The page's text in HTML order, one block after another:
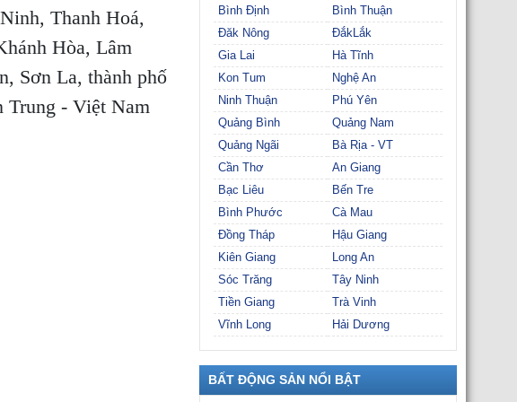
Thanh Hoá,
Hòa, Lâm
Sơn La, thành phố
Trung - Việt Nam
Bình Định
Bình Thuận
Đăk Nông
ĐắkLắk
Gia Lai
Hà Tĩnh
Kon Tum
Nghệ An
Ninh Thuận
Phú Yên
Quảng Bình
Quảng Nam
Quảng Ngãi
Bà Rịa - VT
Cần Thơ
An Giang
Bạc Liêu
Bến Tre
Bình Phước
Cà Mau
Đồng Tháp
Hậu Giang
Kiên Giang
Long An
Sóc Trăng
Tây Ninh
Tiền Giang
Trà Vinh
Vĩnh Long
Hải Dương
BẤT ĐỘNG SẢN NỔI BẬT